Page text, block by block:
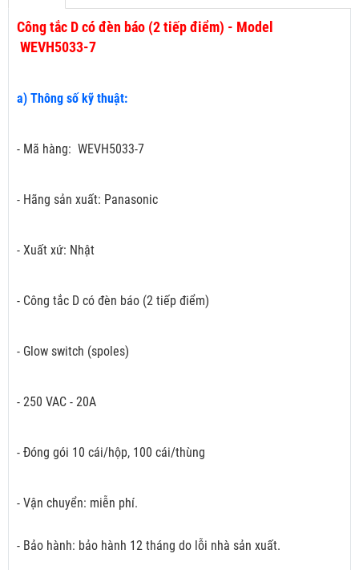
Công tắc D có đèn báo (2 tiếp điểm) - Model
WEVH5033-7
a) Thông số kỹ thuật:
- Mã hàng: WEVH5033-7
- Hãng sản xuất: Panasonic
- Xuất xứ: Nhật
- Công tắc D có đèn báo (2 tiếp điểm)
- Glow switch (spoles)
- 250 VAC - 20A
- Đóng gói 10 cái/hộp, 100 cái/thùng
- Vận chuyển: miễn phí.
- Bảo hành: bảo hành 12 tháng do lỗi nhà sản xuất.